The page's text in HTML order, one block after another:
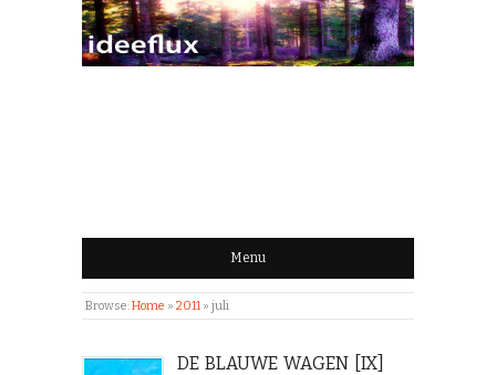
IDEEFLUX | STROOM
VAN IDEEËN
Menu
Browse:Home » 2011 » juli
DE BLAUWE WAGEN [IX]